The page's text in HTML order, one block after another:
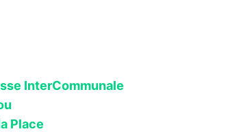
InterCommunale
Place